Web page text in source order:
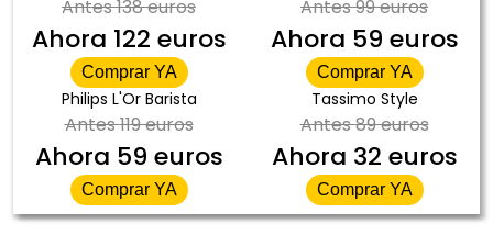
Antes138 euros
Ahora 122 euros
Comprar YA
Antes99 euros
Ahora 59 euros
Comprar YA
Philips L'Or Barista
Antes119 euros
Ahora 59 euros
Comprar YA
Tassimo Style
Antes89 euros
Ahora 32 euros
Comprar YA